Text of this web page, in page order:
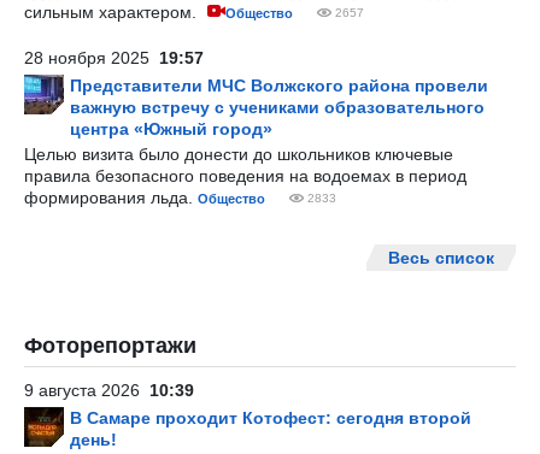
сильным характером.
Общество 2657
28 ноября 2025 19:57
Представители МЧС Волжского района провели
важную встречу с учениками образовательного
центра «Южный город»
Целью визита было донести до школьников ключевые
правила безопасного поведения на водоемах в период
формирования льда.
Общество 2833
Весь список
Фоторепортажи
9 августа 2026 10:39
В Самаре проходит Котофест: сегодня второй
день!